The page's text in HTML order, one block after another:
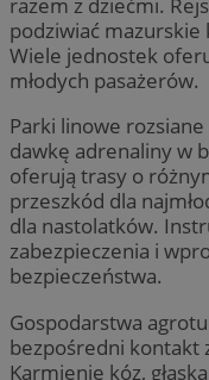
razem z dziećmi.
podziwiać
Wiele jednostek
młodych pasażerów.
Parki linowe
dawkę adrenaliny w
oferują trasy o
przeszkód dla
dla nastolatków.
zabezpieczenia i
bezpieczeństwa.
Gospodarstwa
bezpośredni kontakt
Karmienie kóz,